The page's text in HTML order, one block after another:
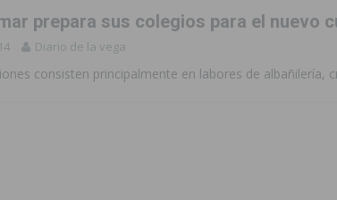
de la CV-95, clave para Torrevieja
a sus Fiestas 2026
de la Corte 2026
BIGASTRO
fiestas de San Joaquín 2026 con un multitudinario chupinazo
una vivienda de un quinto piso en Callosa de Segura
prepara sus colegios para el nuevo
Diario de la vega
consisten principalmente en labores de albañilería,